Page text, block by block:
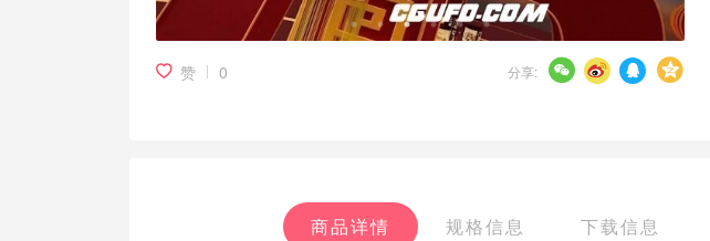
赞 0 分享:
商品详情 规格信息 下载信息